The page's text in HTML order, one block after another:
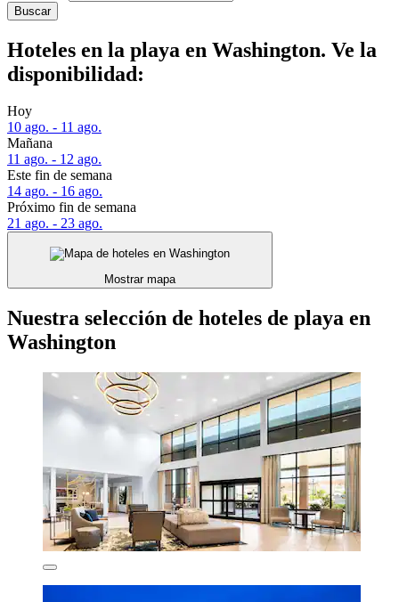
Buscar
Hoteles en la playa en Washington. Ve la
disponibilidad:
Hoy
10 ago. - 11 ago.
Mañana
11 ago. - 12 ago.
Este fin de semana
14 ago. - 16 ago.
Próximo fin de semana
21 ago. - 23 ago.
Mostrar mapa
Nuestra selección de hoteles de playa en
Washington